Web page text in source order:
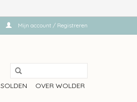
Mijn account / Registreren
SOLDEN OVER WOLDER